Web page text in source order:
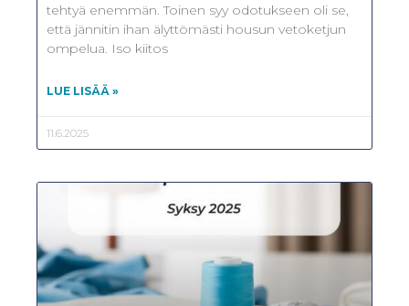
tehtyä enemmän. Toinen syy odotukseen oli se,
että jännitin ihan älyttömästi housun vetoketjun
ompelua. Iso kiitos
LUE LISÄÄ »
11.6.2025